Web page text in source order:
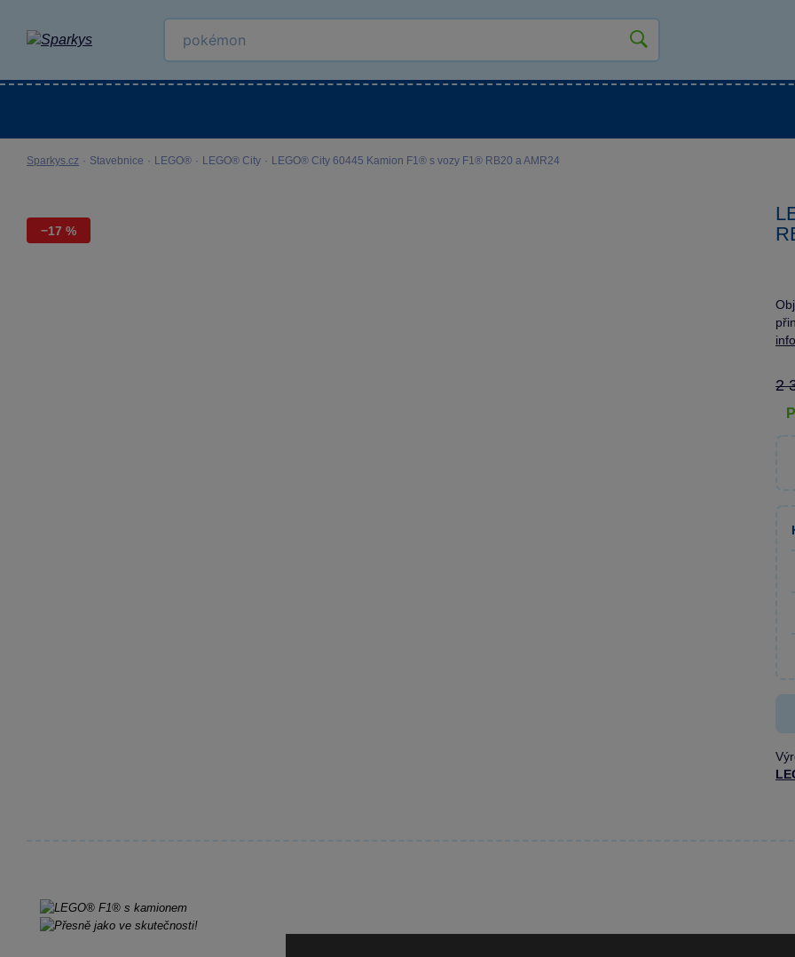
Sparkys.cz · Stavebnice · LEGO® · LEGO® City · LEGO® City 60445 Kamion F1® s vozy F1® RB20 a AMR24
−17 %
2